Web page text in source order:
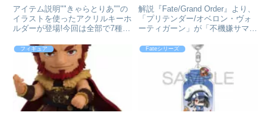
ダー セイバー/斎藤一の紹
介
アイテム説明""きゃらとりあ""の
イラストを使ったアクリルキーホ
ルダーが登場!今回は全部で7種
りあアクリルキーホルダー セイ
バー/斎藤一©TYPE-MOON /
FGO PROJECTcolle...
マー・オベロンVer.[オラン
ジュ・ルージュ]が予約受
付開始
解説『Fate/Grand Order』より、
「プリテンダー/オベロン・ヴォ
ーティガーン」が「不機嫌サマ
どどーる化！ねんどろいどどーる
は、頭部サイズはねんどろいど、
体のサイズは布のお洋服も着せや
すい大きさの、豊...
フィギュア Fateシリーズ